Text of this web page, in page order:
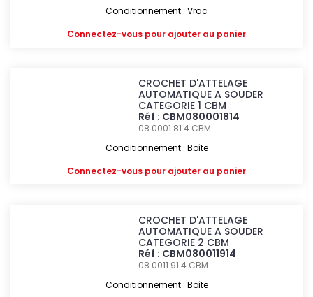
Conditionnement : Vrac
Connectez-vous pour ajouter au panier
CROCHET D'ATTELAGE
AUTOMATIQUE A SOUDER
CATEGORIE 1 CBM
Réf : CBM080001814
08.0001.81.4 CBM
Conditionnement : Boîte
Connectez-vous pour ajouter au panier
CROCHET D'ATTELAGE
AUTOMATIQUE A SOUDER
CATEGORIE 2 CBM
Réf : CBM080011914
08.0011.91.4 CBM
Conditionnement : Boîte